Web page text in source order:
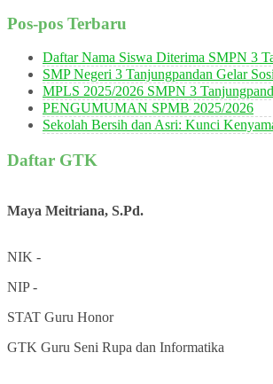
Pos-pos Terbaru
Daftar Nama Siswa Diterima SMPN 3
SMP Negeri 3 Tanjungpandan Gelar
MPLS 2025/2026 SMPN 3
PENGUMUMAN SPMB 2025/2026
Sekolah Bersih dan Asri: Kunci
Daftar GTK
Maya Meitriana, S.Pd.
NIK -
NIP-
STAT Guru Honor
GTK Guru Seni Rupa dan Informatika